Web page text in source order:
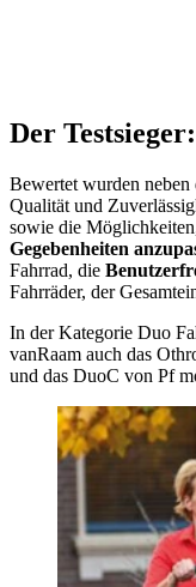
Der
Bewertet wurden neben
Qualität und
sowie die
Gegebenheiten
Fahrrad, die
Fahrräder, der
In der Kategorie Duo
vanRaam auch das
und das DuoC von Pf